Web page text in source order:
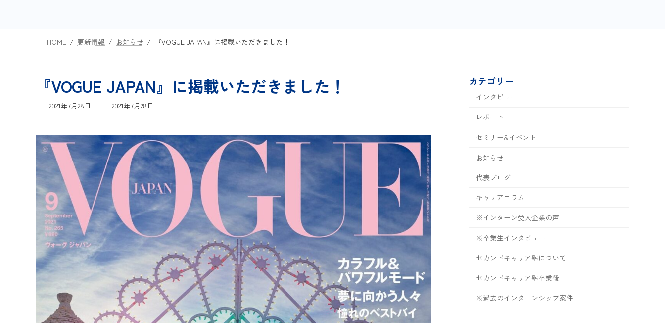
HOME 更新情報 お知らせ 『VOGUE JAPAN』に掲載いただきました！
『VOGUE JAPAN』に掲載いただきました！
2021年7月28日
最
新
日
時
2021年7月28日
カテゴリー
インタビュー
レポート
セミナー&イベント
お知らせ
代表ブログ
キャリアコラム
※インターン受入企業の声
※卒業生インタビュー
セカンドキャリア塾について
セカンドキャリア塾卒業後
※過去のインターンシップ案件